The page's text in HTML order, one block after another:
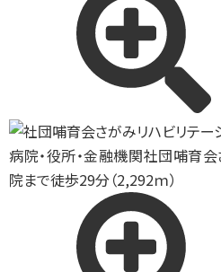
病院・役所・金融機関社団哺育会
院まで徒歩29分（2,292ｍ）